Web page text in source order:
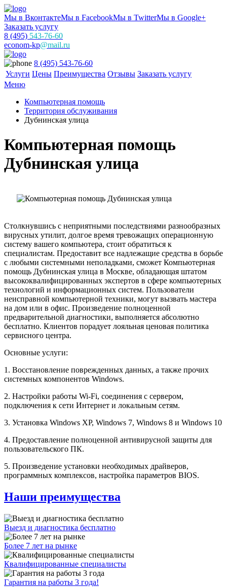
Мы в ВконтактеМы в FacebookМы в TwitterМы в Google+
Заказать услугу
8 (495) 543-76-60
econom-kp@mail.ru
8 (495) 543-76-60
Услуги Цены Преимущества Отзывы Заказать услугу
Меню
Компьютерная помощь
Территория обслуживания
Дубнинская улица
Компьютерная помощь
Дубнинская улица
Столкнувшись с неприятными последствиями разнообразных
вирусных утилит, долгое время тревожащих операционную
систему вашего компьютера, стоит обратиться к
специалистам. Предоставит все надлежащие средства в борьбе
с любыми системными неполадками, сможет Компьютерная
помощь Дубнинская улица в Москве, обладающая штатом
высококвалифицированных экспертов в сфере компьютерных
технологий и информационных систем. Пользователи
неисправной компьютерной техники, могут вызвать мастера
на дом или в офис. Произведение полноценной
предварительной диагностики, выполняется абсолютно
бесплатно. Клиентов порадует лояльная ценовая политика
сервисного центра.
Основные услуги:
1. Восстановление поврежденных данных, а также прочих
системных компонентов Windows.
2. Настройки работы Wi-Fi, соединения с сервером,
подключения к сети Интернет и локальным сетям.
3. Установка Windows XP, Windows 7, Windows 8 и Windows 10
4. Предоставление полноценной антивирусной защиты для
пользовательского ПК.
5. Произведение установки необходимых драйверов,
программных комплексов, настройка параметров BIOS.
Наши преимущества
Выезд и диагностика бесплатно
Более 7 лет на рынке
Квалифицированные специалисты
Гарантия на работы 3 года!